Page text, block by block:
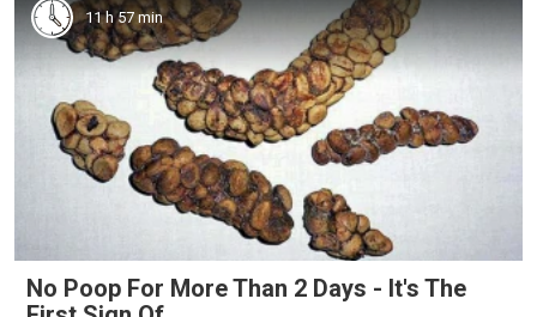
11 h 57 min
No Poop For More Than 2 Days - It's The